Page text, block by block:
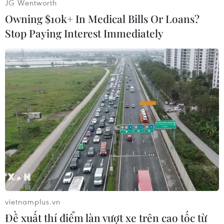
(Vietnam+)
#Thiết bị an ninh
#tin tức mới nhất
#tin tức 24h
JG Wentworth
Owning $10k+ In Medical Bills Or Loans?
Stop Paying Interest Immediately
vietnamplus.vn
Đề xuất thí điểm làn vượt xe trên cao tốc từ